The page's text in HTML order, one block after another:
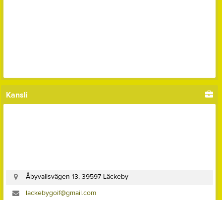
Kansli
Åbyvallsvägen 13, 39597 Läckeby
lackebygoif@gmail.com